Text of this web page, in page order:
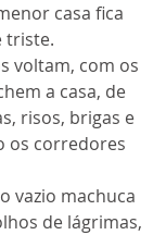
casa fica
triste.
voltam, com os
a casa, de
risos, brigas e
os corredores
vazio machuca
de lágrimas,